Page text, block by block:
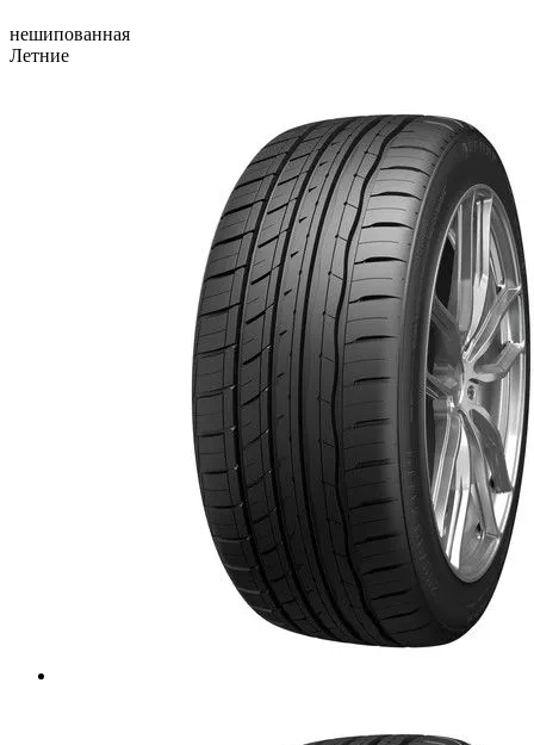
нешипованная
Летние